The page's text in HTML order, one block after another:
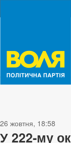
26 жовтня, 18:58
У 222-му